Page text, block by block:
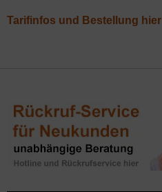
Tarifinfos und Bestellung hier